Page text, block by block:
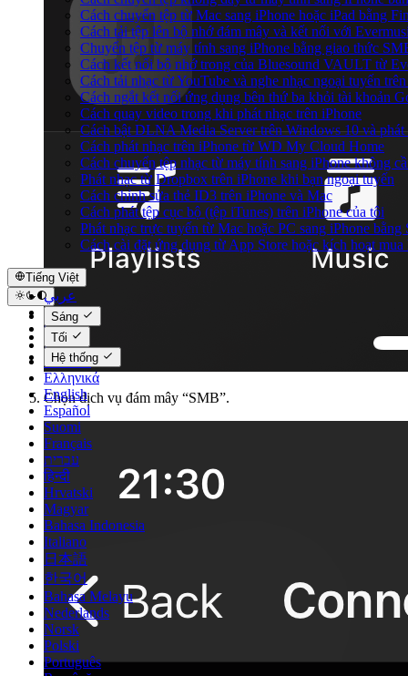
Cách chuyển tệp từ Mac sang iPhone hoặc iPad bằng
Cách tải tệp lên bộ nhớ đám mây và kết nối với
Chuyển tệp từ máy tính sang iPhone bằng giao thức
Cách kết nối bộ nhớ trong của Bluesound VAULT từ
Cách tải nhạc từ YouTube và nghe nhạc ngoại tuyến
Cách ngắt kết nối ứng dụng bên thứ ba khỏi tài khoản
Cách quay video trong khi phát nhạc trên iPhone
Cách bật DLNA Media Server trên Windows 10 và phát
Cách phát nhạc trên iPhone từ WD My Cloud Home
Cách chuyển tệp nhạc từ máy tính sang iPhone không
Phát nhạc từ Dropbox trên iPhone khi bạn ngoại tuyến
Cách chỉnh sửa thẻ ID3 trên iPhone và Mac
Cách phát tệp cục bộ (tệp iTunes) trên iPhone của tôi
Phát nhạc trực tuyến từ Mac hoặc PC sang iPhone bằng
Cách cài đặt ứng dụng từ App Store hoặc kích hoạt
Tiếng Việt
عربي
Català
Čeština
Dansk
Deutsch
Ελληνικά
English
Español
Suomi
Français
עברית
हिन्दी
Hrvatski
Magyar
Bahasa Indonesia
Italiano
日本語
한국어
Bahasa Melayu
Nederlands
Norsk
Polski
Português
Sáng
Tối
Hệ thống
Chọn dịch vụ đám mây “SMB”.